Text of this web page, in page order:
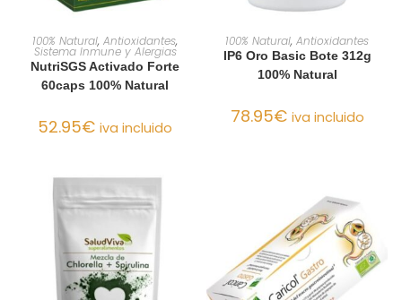
AÑADIR AL CARRITO
100% Natural, Antioxidantes,
Sistema Inmune y Alergias
NutriSGS Activado Forte
60caps 100% Natural
52.95€ iva incluido
AÑADIR AL CARRITO
100% Natural, Antioxidantes
IP6 Oro Basic Bote 312g
100% Natural
78.95€ iva incluido